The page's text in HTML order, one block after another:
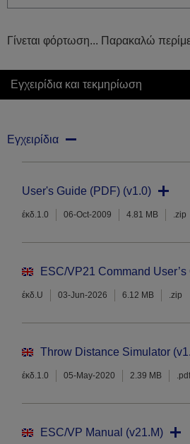
Γίνεται φόρτωση... Παρακαλώ
Εγχειρίδια και τεκμηρίωση
Εγχειρίδια
User's Guide (PDF) (v1.0)
έκδ.1.0 06-Oct-2009 4.81 MB .zip
ESC/VP21 Command
έκδ.U 03-Jun-2026 6.12 MB .zip
Throw Distance Simulator
έκδ.1.0 05-May-2020 2.39 MB .pdf
ESC/VP Manual (v21.M)